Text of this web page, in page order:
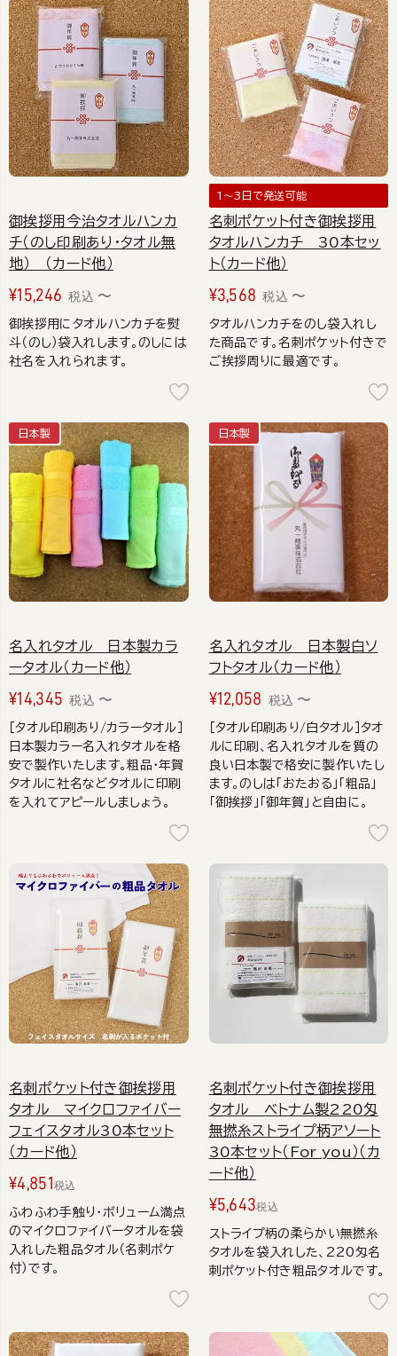
御挨拶用今治タオルハンカ
チ（のし印刷あり・タオル無
地） （カード他）
¥15,246 税込 〜
御挨拶用にタオルハンカチを熨
斗（のし）袋入れします。のしには
社名を入れられます。
1～3日で発送可能
名刺ポケット付き御挨拶用
タオルハンカチ 30本セッ
ト（カード他）
¥3,568 税込 〜
タオルハンカチをのし袋入れし
た商品です。名刺ポケット付きで
ご挨拶周りに最適です。
名入れタオル 日本製カラ
ータオル（カード他）
日本製
¥14,345 税込 〜
［タオル印刷あり/カラータオル］
日本製カラー名入れタオルを格
安で製作いたします。粗品・年賀
タオルに社名などタオルに印刷
を入れてアピールしましょう。
名入れタオル 日本製白ソ
フトタオル（カード他）
日本製
¥12,058 税込 〜
［タオル印刷あり/白タオル］タオ
ルに印刷、名入れタオルを質の
良い日本製で格安に製作いたし
ます。のしは「おたおる」「粗品」
「御挨拶」「御年賀」と自由に。
名刺ポケット付き御挨拶用
タオル マイクロファイバー
フェイスタオル30本セット
（カード他）
¥4,851税込
ふわふわ手触り・ボリューム満点
のマイクロファイバータオルを袋
入れした粗品タオル（名刺ポケ
付）です。
名刺ポケット付き御挨拶用
タオル ベトナム製220匁
無撚糸ストライプ柄アソート
30本セット（For you）（カ
ード他）
¥5,643税込
ストライプ柄の柔らかい無撚糸
タオルを袋入れした、220匁名
刺ポケット付き粗品タオルです。